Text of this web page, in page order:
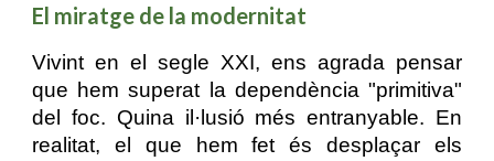
El miratge de la modernitat
Vivint en el segle XXI, ens agrada pensar
que hem superat la dependència "primitiva"
del foc. Quina il·lusió més entranyable. En
realitat, el que hem fet és desplaçar els